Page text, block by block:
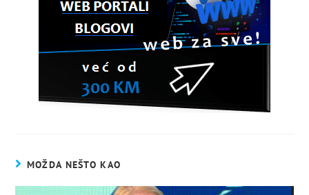
MOŽDA NEŠTO KAO